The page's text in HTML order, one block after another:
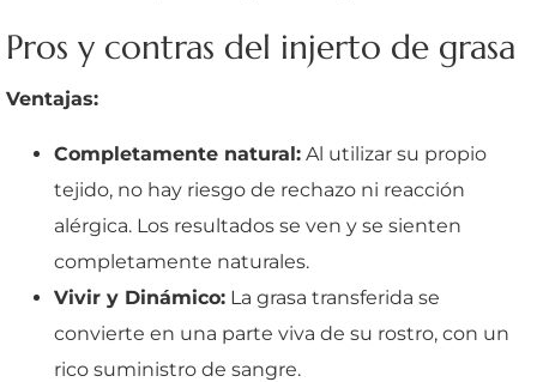
Pros y contras del injerto de grasa
Ventajas:
Completamente natural: Al utilizar su propio
tejido, no hay riesgo de rechazo ni reacción
alérgica. Los resultados se ven y se sienten
completamente naturales.
Vivir y Dinámico: La grasa transferida se
convierte en una parte viva de su rostro, con un
rico suministro de sangre.